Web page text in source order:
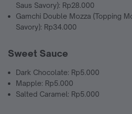
Saus Savory): Rp28.000
Gamchi Double Mozza (Topping
Savory): Rp34.000
Sweet Sauce
Dark Chocolate: Rp5.000
Mapple: Rp5.000
Salted Caramel: Rp5.000